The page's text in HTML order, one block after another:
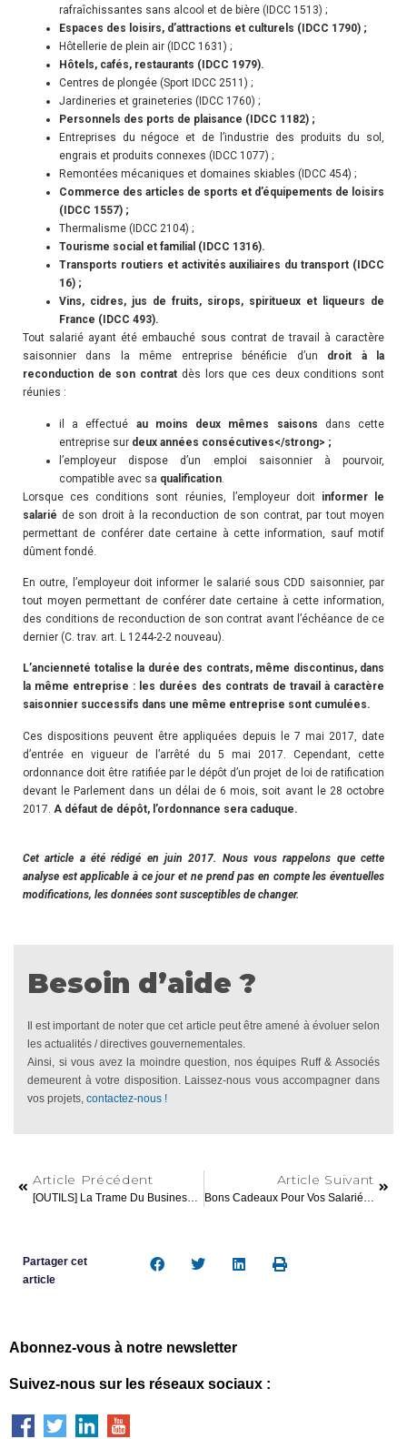
rafraîchissantes sans alcool et de bière (IDCC 1513) ;
Espaces des loisirs, d’attractions et culturels (IDCC 1790) ;
Hôtellerie de plein air (IDCC 1631) ;
Hôtels, cafés, restaurants (IDCC 1979).
Centres de plongée (Sport IDCC 2511) ;
Jardineries et graineteries (IDCC 1760) ;
Personnels des ports de plaisance (IDCC 1182) ;
Entreprises du négoce et de l’industrie des produits du sol,
engrais et produits connexes (IDCC 1077) ;
Remontées mécaniques et domaines skiables (IDCC 454) ;
Commerce des articles de sports et d’équipements de loisirs
(IDCC 1557) ;
Thermalisme (IDCC 2104) ;
Tourisme social et familial (IDCC 1316).
Transports routiers et activités auxiliaires du transport (IDCC
16) ;
Vins, cidres, jus de fruits, sirops, spiritueux et liqueurs de
France (IDCC 493).
Tout salarié ayant été embauché sous contrat de travail à caractère
saisonnier dans la même entreprise bénéficie d’un droit à la
reconduction de son contrat dès lors que ces deux conditions sont
réunies :
il a effectué au moins deux mêmes saisons dans cette
entreprise sur deux années consécutives</strong> ;
l’employeur dispose d’un emploi saisonnier à pourvoir,
compatible avec sa qualification
Lorsque ces conditions sont réunies, l’employeur doit informer le
salarié de son droit à la reconduction de son contrat, par tout moyen
permettant de conférer date certaine à cette information, sauf motif
dûment fondé.
En outre, l’employeur doit informer le salarié sous CDD saisonnier, par
tout moyen permettant de conférer date certaine à cette information,
des conditions de reconduction de son contrat avant l’échéance de ce
dernier (C. trav. art. L 1244-2-2 nouveau).
L’ancienneté totalise la durée des contrats, même discontinus, dans
la même entreprise : les durées des contrats de travail à caractère
saisonnier successifs dans une même entreprise sont cumulées.
Ces dispositions peuvent être appliquées depuis le 7 mai 2017, date
d’entrée en vigueur de l’arrêté du 5 mai 2017. Cependant, cette
ordonnance doit être ratifiée par le dépôt d’un projet de loi de ratification
devant le Parlement dans un délai de 6 mois, soit avant le 28 octobre
2017. A défaut de dépôt, l’ordonnance sera caduque.
Cet article a été rédigé en juin 2017. Nous vous rappelons que cette
analyse est applicable à ce jour et ne prend pas en compte les éventuelles
modifications, les données sont susceptibles de changer.
Besoin d’aide ?
Il est important de noter que cet article peut être amené à évoluer selon
les actualités / directives gouvernementales.
Ainsi, si vous avez la moindre question, nos équipes Ruff & Associés
demeurent à votre disposition. Laissez-nous vous accompagner dans
vos projets, contactez-nous !
Article Précédent
[OUTILS] La Trame Du Business Plan
Article Suivant
Bons Cadeaux Pour Vos Salariés : Fin De L’exonération
Partager cet
article
Abonnez-vous à notre newsletter
Suivez-nous sur les réseaux sociaux :